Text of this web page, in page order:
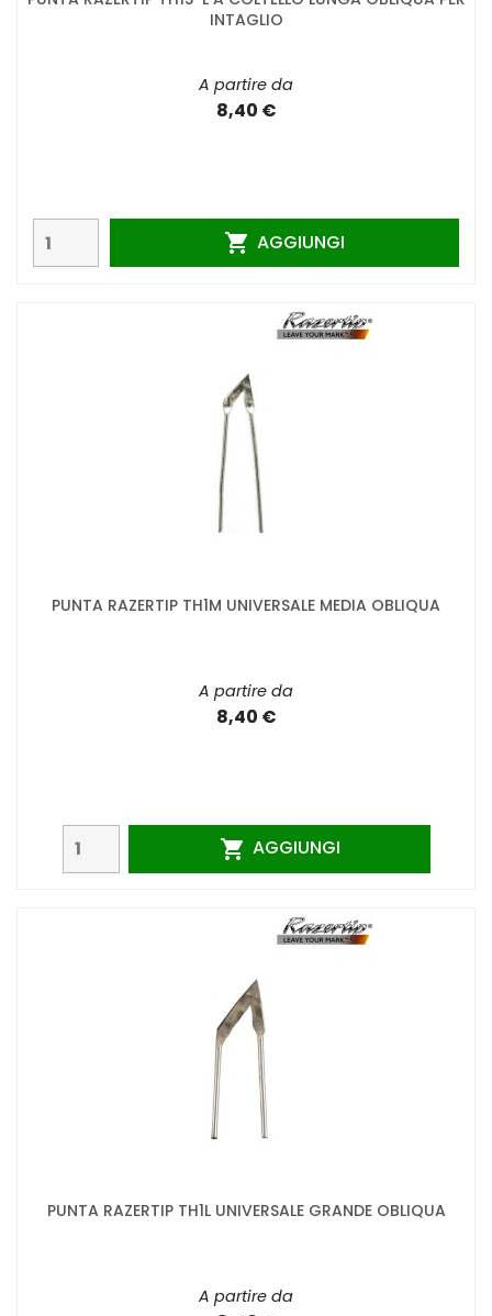
INTAGLIO
A partire da
8,40 €
 AGGIUNGI
PUNTA RAZERTIP TH1M UNIVERSALE MEDIA OBLIQUA
A partire da
8,40 €
 AGGIUNGI
PUNTA RAZERTIP TH1L UNIVERSALE GRANDE OBLIQUA
A partire da